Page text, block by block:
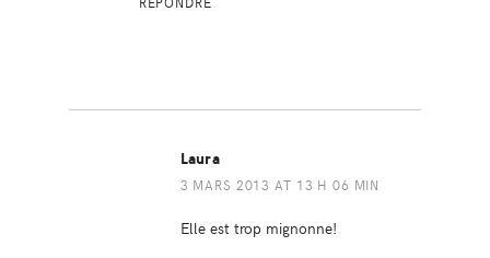
Laura
3 MARS 2013 AT 13 H 06 MIN
Elle est trop mignonne!